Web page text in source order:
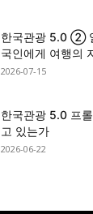
한국관광 5.0 ②
국인에게 여행의
2026-07-15
한국관광 5.0 프
고 있는가
2026-06-22